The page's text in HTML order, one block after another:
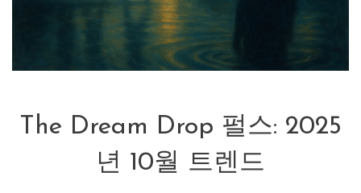
The Dream Drop 펄스: 2025
년 10월 트렌드